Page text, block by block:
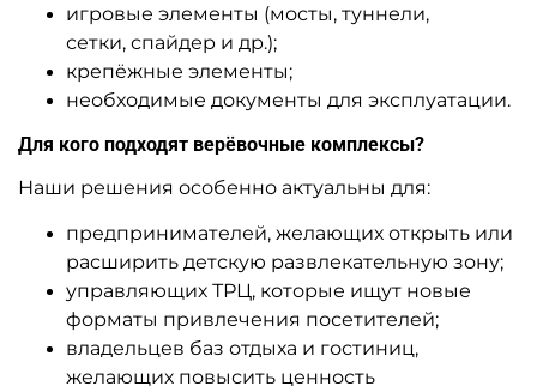
игровые элементы (мосты, туннели,
сетки, спайдер и др.);
крепёжные элементы;
необходимые документы для эксплуатации.
Для кого подходят верёвочные комплексы?
Наши решения особенно актуальны для:
предпринимателей, желающих открыть или
расширить детскую развлекательную зону;
управляющих ТРЦ, которые ищут новые
форматы привлечения посетителей;
владельцев баз отдыха и гостиниц,
желающих повысить ценность